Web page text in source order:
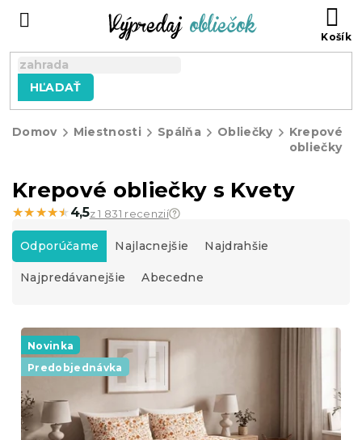
HĽADAŤ
Domov Miestnosti Spálňa Obliečky
Krepové
obliečky
Krepové obliečky s Kvety
★★★★★
★★★★★ 4,5z 1 831 recenzií
R
a
d
e
e
p
o
d
u
Odporúčame Najlacnejšie Najdrahšie
Najpredávanejšie Abecedne
V
p
p
Novinka
Predobjednávka